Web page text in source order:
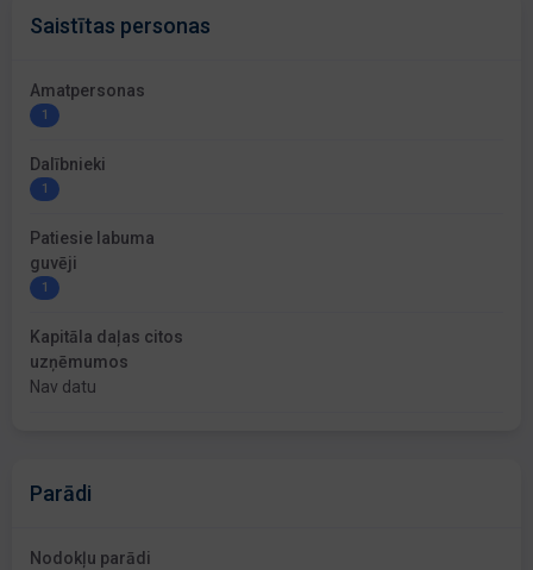
Saistītas personas
Amatpersonas
1
Dalībnieki
1
Patiesie labuma
guvēji
1
Kapitāla daļas citos
uzņēmumos
Nav datu
Parādi
Nodokļu parādi